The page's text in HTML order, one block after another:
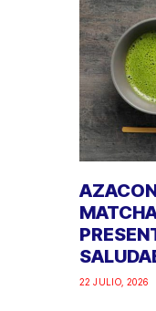
22 JULIO, 2026